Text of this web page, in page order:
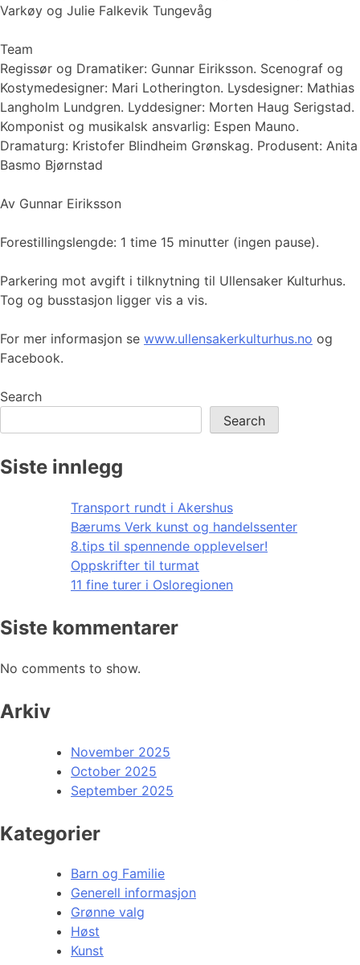
Varkøy og Julie Falkevik Tungevåg
Team
Regissør og Dramatiker: Gunnar Eiriksson. Scenograf og
Kostymedesigner: Mari Lotherington. Lysdesigner: Mathias
Langholm Lundgren. Lyddesigner: Morten Haug Serigstad.
Komponist og musikalsk ansvarlig: Espen Mauno.
Dramaturg: Kristofer Blindheim Grønskag. Produsent: Anita
Basmo Bjørnstad
Av Gunnar Eiriksson
Forestillingslengde: 1 time 15 minutter (ingen pause).
Parkering mot avgift i tilknytning til Ullensaker Kulturhus.
Tog og busstasjon ligger vis a vis.
For mer informasjon se www.ullensakerkulturhus.no og
Facebook.
Search
Search
Siste innlegg
Transport rundt i Akershus
Bærums Verk kunst og handelssenter
8.tips til spennende opplevelser!
Oppskrifter til turmat
11 fine turer i Osloregionen
Siste kommentarer
No comments to show.
Arkiv
November 2025
October 2025
September 2025
Kategorier
Barn og Familie
Generell informasjon
Grønne valg
Høst
Kunst